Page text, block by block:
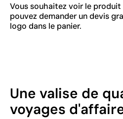
Vous souhaitez voir le
pouvez demander un devis
logo dans le panier.
Une valise de
voyages